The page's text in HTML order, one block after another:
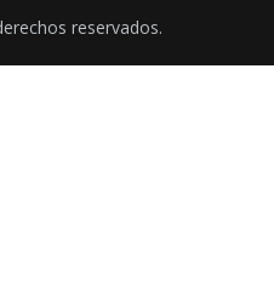
reservados.